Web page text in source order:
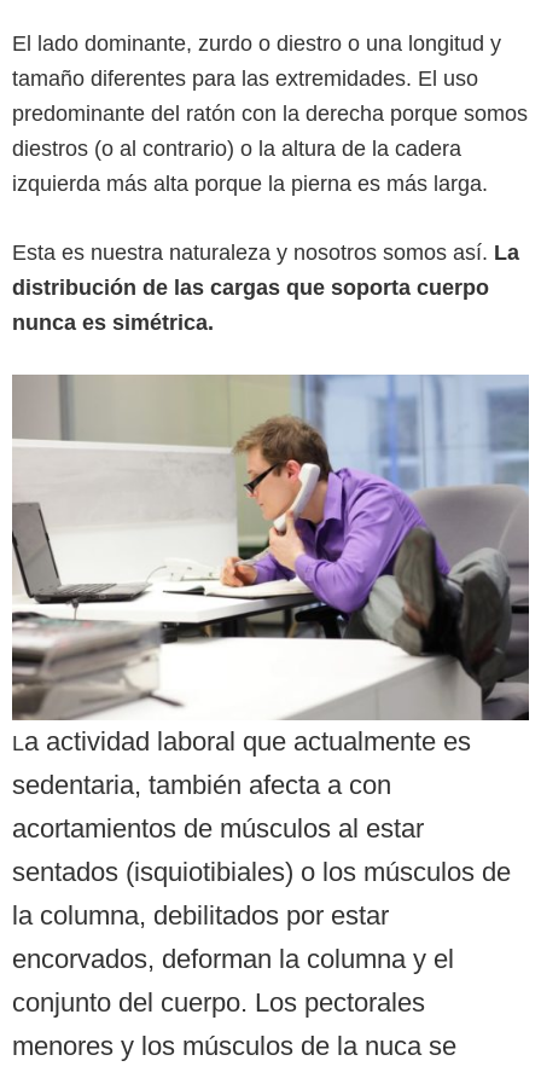
El lado dominante, zurdo o diestro o una longitud y
tamaño diferentes para las extremidades. El uso
predominante del ratón con la derecha porque somos
diestros (o al contrario) o la altura de la cadera
izquierda más alta porque la pierna es más larga.
Esta es nuestra naturaleza y nosotros somos así. La
distribución de las cargas que soporta cuerpo
nunca es simétrica.
La actividad laboral que actualmente es
sedentaria, también afecta a con
acortamientos de músculos al estar
sentados (isquiotibiales) o los músculos de
la columna, debilitados por estar
encorvados, deforman la columna y el
conjunto del cuerpo. Los pectorales
menores y los músculos de la nuca se